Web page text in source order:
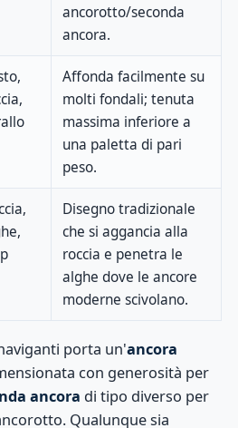
ancorotto/seconda
ancora.
Affonda facilmente su
molti fondali; tenuta
massima inferiore a
una paletta di pari
peso.
Disegno tradizionale
che si aggancia alla
roccia e penetra le
alghe dove le ancore
moderne scivolano.
porta un'ancora
con generosità per
ancora di tipo diverso per
Qualunque sia